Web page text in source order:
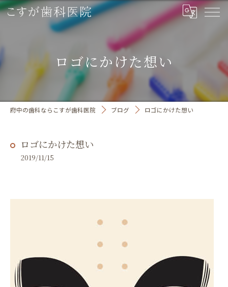
ロゴにかけた想い
府中の歯科ならこすが歯科医院 ブログ ロゴにかけた想い
ロゴにかけた想い
2019/11/15